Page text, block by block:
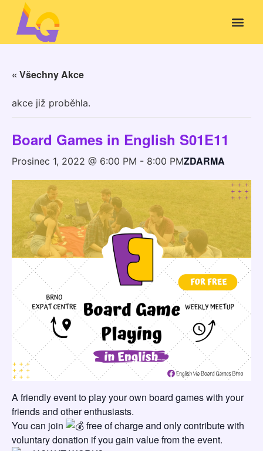
« Všechny Akce
akce již proběhla.
Board Games in English S01E11
Prosinec 1, 2022 @ 6:00 PM - 8:00 PMZDARMA
A friendly event to play your own board games with your
friends and other enthusiasts.
You can join
free of charge and only contribute with
voluntary donation if you gain value from the event.